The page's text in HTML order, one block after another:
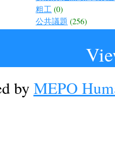
粗工(0)
公共議題 (256)
by MEPO